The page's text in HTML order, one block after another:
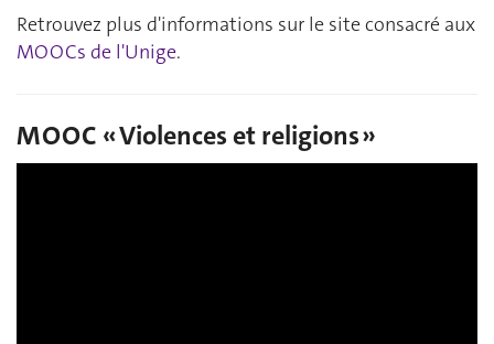
Retrouvez plus d'informations sur le site consacré aux
MOOCs de l'Unige.
MOOC « Violences et religions »